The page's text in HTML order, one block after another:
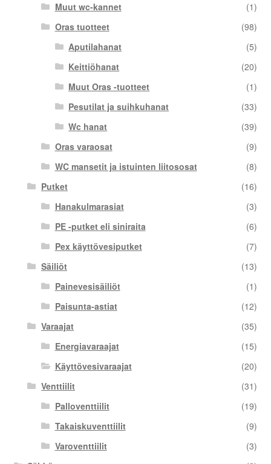
Muut wc-kannet
(1)
Oras tuotteet
(98)
Aputilahanat
(5)
Keittiöhanat
(20)
Muut Oras -tuotteet
(1)
Pesutilat ja suihkuhanat
(33)
Wc hanat
(39)
Oras varaosat
(9)
WC mansetit ja istuinten liitososat
(8)
Putket
(16)
Hanakulmarasiat
(3)
PE -putket eli siniraita
(6)
Pex käyttövesiputket
(7)
Säiliöt
(13)
Painevesisäiliöt
(1)
Paisunta-astiat
(12)
Varaajat
(35)
Energiavaraajat
(15)
Käyttövesivaraajat
(20)
Venttiilit
(31)
Palloventtiilit
(19)
Takaiskuventtiilit
(9)
Varoventtiilit
(3)